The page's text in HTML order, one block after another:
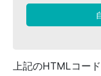
上記のHTMLコー